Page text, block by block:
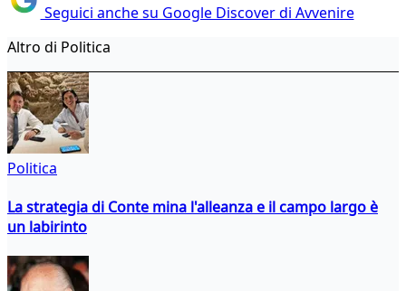
Seguici anche su Google Discover di Avvenire
Altro di Politica
Politica
La strategia di Conte mina l'alleanza e il campo largo è
un labirinto